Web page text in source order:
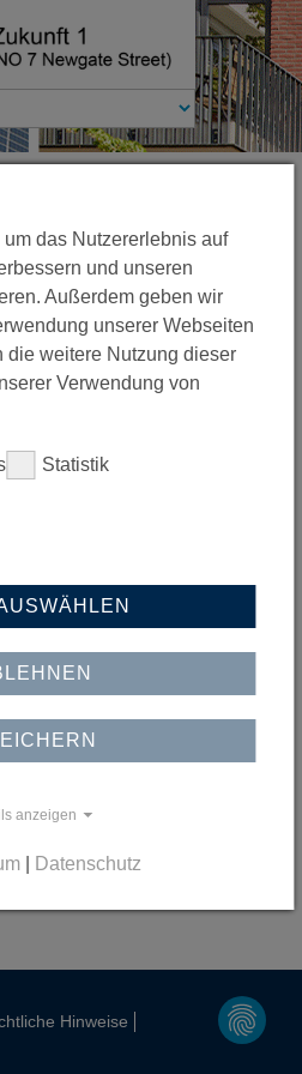
Hinweise
das Nutzererlebnis auf
und unseren
Außerdem geben wir
unserer Webseiten
die weitere Nutzung dieser
Verwendung von
Statistik
anzeigen
| Datenschutz